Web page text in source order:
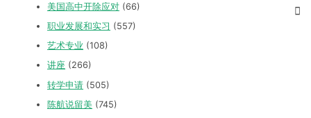
美国高中开除应对 (66)
职业发展和实习 (557)
艺术专业 (108)
讲座 (266)
转学申请 (505)
陈航说留美 (745)